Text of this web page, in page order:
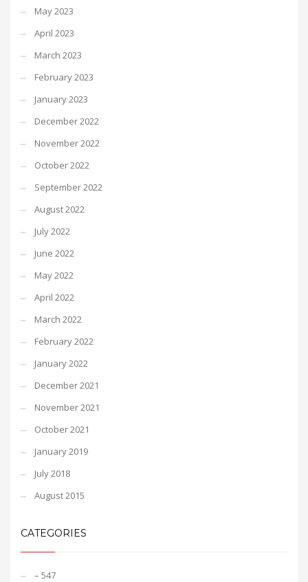
May 2023
April 2023
March 2023
February 2023
January 2023
December 2022
November 2022
October 2022
September 2022
August 2022
July 2022
June 2022
May 2022
April 2022
March 2022
February 2022
January 2022
December 2021
November 2021
October 2021
January 2019
July 2018
August 2015
CATEGORIES
– 547